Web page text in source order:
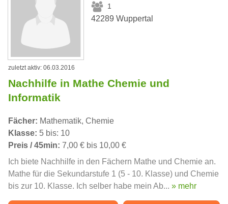
1
42289 Wuppertal
zuletzt aktiv: 06.03.2016
Nachhilfe in Mathe Chemie und
Informatik
Fächer: Mathematik, Chemie
Klasse: 5 bis: 10
Preis / 45min: 7,00 € bis 10,00 €
Ich biete Nachhilfe in den Fächern Mathe und Chemie an.
Mathe für die Sekundarstufe 1 (5 - 10. Klasse) und Chemie
bis zur 10. Klasse. Ich selber habe mein Ab... » mehr